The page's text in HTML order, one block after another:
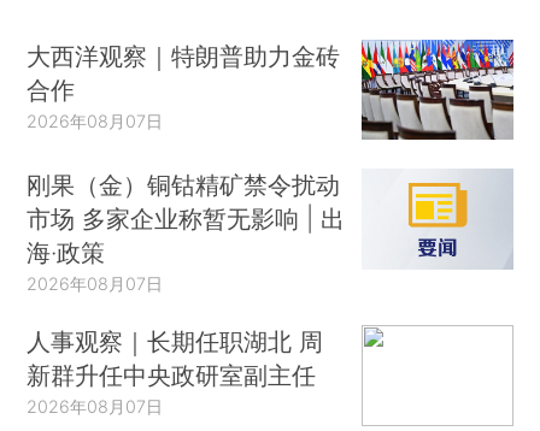
大西洋观察｜特朗普助力金砖
合作
2026年08月07日
刚果（金）铜钴精矿禁令扰动
市场 多家企业称暂无影响 | 出
海·政策
2026年08月07日
人事观察｜长期任职湖北 周
新群升任中央政研室副主任
2026年08月07日